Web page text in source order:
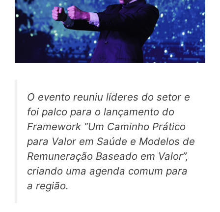
O evento reuniu líderes do setor e
foi palco para o lançamento do
Framework “Um Caminho Prático
para Valor em Saúde e Modelos de
Remuneração Baseado em Valor”,
criando uma agenda comum para
a região.